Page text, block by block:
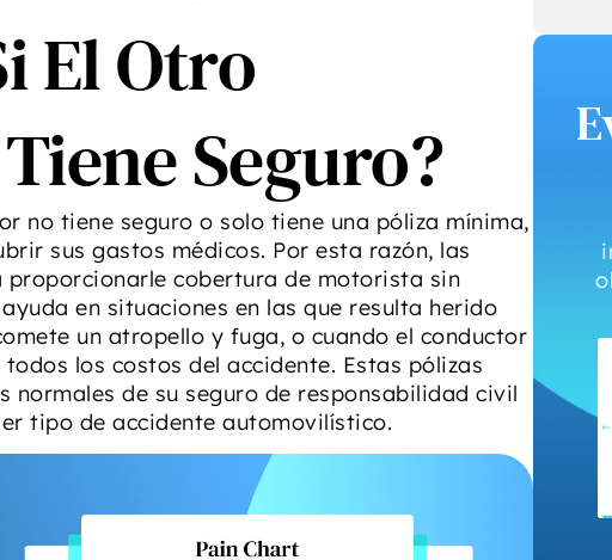
El Otro
Seguro?
no tiene seguro o solo tiene una póliza mínima,
sus gastos médicos. Por esta razón, las
cobertura de motorista sin
en situaciones en las que resulta herido
un atropello y fuga, o cuando el conductor
los costos del accidente. Estas pólizas
de su seguro de responsabilidad civil
tipo de accidente automovilístico.